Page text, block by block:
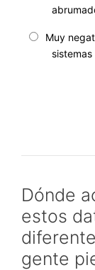
Muy
Dónde
estos
gente